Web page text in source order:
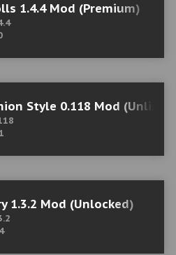
1.4.4 Mod (Premium)
Style 0.118 Mod
1.3.2 Mod (Unlocked)